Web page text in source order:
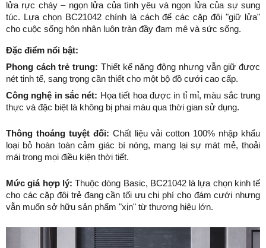
lửa rực cháy – ngọn lửa của tình yêu và ngọn lửa của sự sung
túc. Lựa chọn BC21042 chính là cách để các cặp đôi "giữ lửa"
cho cuộc sống hôn nhân luôn tràn đầy đam mê và sức sống.
Đặc điểm nổi bật:
Phong cách trẻ trung: Thiết kế năng động nhưng vẫn giữ được
nét tinh tế, sang trọng cần thiết cho một bộ đồ cưới cao cấp.
Công nghệ in sắc nét: Họa tiết hoa được in tỉ mỉ, màu sắc trung
thực và đặc biệt là không bị phai màu qua thời gian sử dụng.
Thông thoáng tuyệt đối: Chất liệu vải cotton 100% nhập khẩu
loại bỏ hoàn toàn cảm giác bí nóng, mang lại sự mát mẻ, thoải
mái trong mọi điều kiện thời tiết.
Mức giá hợp lý: Thuộc dòng Basic, BC21042 là lựa chọn kinh tế
cho các cặp đôi trẻ đang cần tối ưu chi phí cho đám cưới nhưng
vẫn muốn sở hữu sản phẩm "xịn" từ thương hiệu lớn.